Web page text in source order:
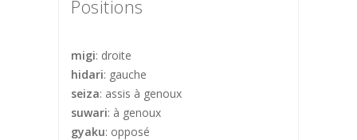
Positions
migi: droite
hidari: gauche
seiza: assis à genoux
suwari: à genoux
gyaku: opposé